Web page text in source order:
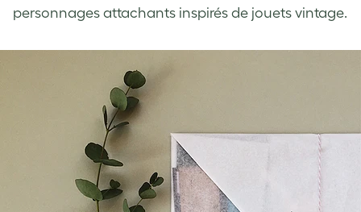
personnages attachants inspirés de jouets vintage.